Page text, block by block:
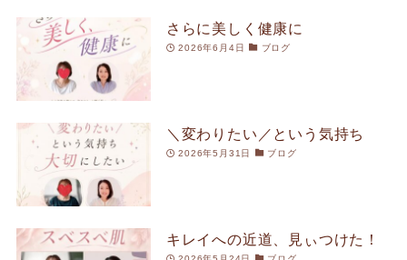
さらに美しく健康に
2026年6月4日 ブログ
＼変わりたい／という気持ち
2026年5月31日 ブログ
キレイへの近道、見ぃつけた！